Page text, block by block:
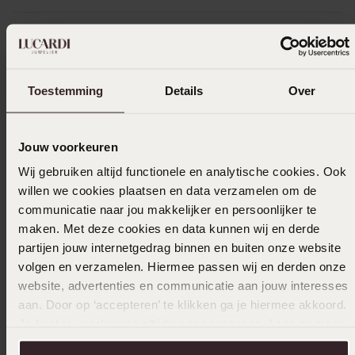
Toestemming Details Over
Jouw voorkeuren
Wij gebruiken altijd functionele en analytische cookies. Ook
willen we cookies plaatsen en data verzamelen om de
communicatie naar jou makkelijker en persoonlijker te
maken. Met deze cookies en data kunnen wij en derde
partijen jouw internetgedrag binnen en buiten onze website
volgen en verzamelen. Hiermee passen wij en derden onze
website, advertenties en communicatie aan jouw interesses
aan. Door op ‘accepteren’ te klikken ga je hiermee akkoord.
over in onscookiebeleid.
Ook leuk voor jou